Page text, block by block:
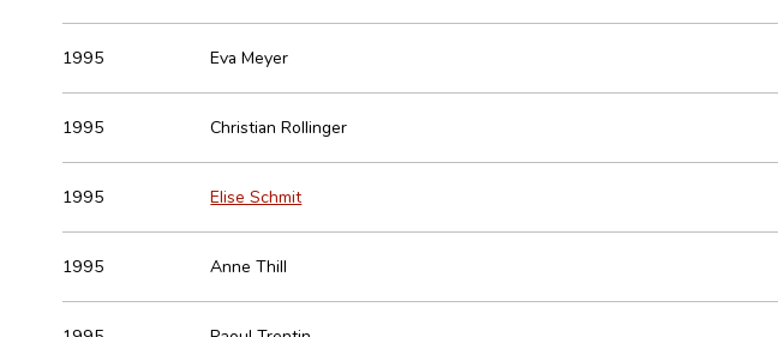
1995 Eva Meyer
1995 Christian Rollinger
1995 Elise Schmit
1995 Anne Thill